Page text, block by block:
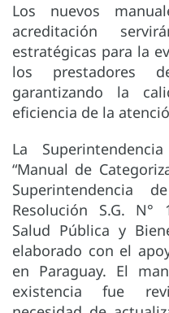
Los nuevos
acreditación
estratégicas para la
los prestadores
garantizando la
eficiencia de la
La
“Manual de
Superintendencia
Resolución S.G.
Salud Pública y
elaborado con el
en Paraguay. El
existencia fue